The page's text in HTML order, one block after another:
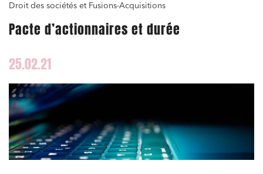
Droit des sociétés et Fusions-Acquisitions
Pacte d’actionnaires et durée
25.02.21